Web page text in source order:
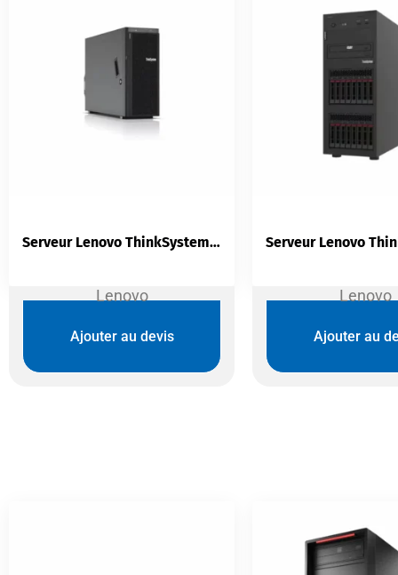
Lenovo
Serveur Lenovo ThinkSystem ST550 — Tour 4U | Xeon Silver 4210R | 32 Go DDR4 ECC | 20 Baies Hot-Swap | RAID 9350-8i
Ajouter au devis
Lenovo
Ajouter au